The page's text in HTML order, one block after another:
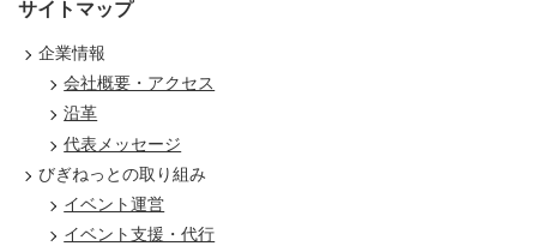
サイトマップ
企業情報
会社概要・アクセス
沿革
代表メッセージ
びぎねっとの取り組み
イベント運営
イベント支援・代行